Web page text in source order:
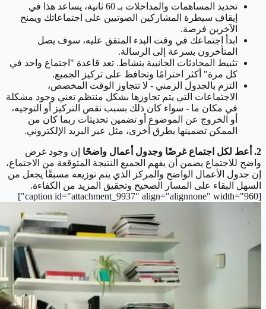
تحديد المساهمات والمداخلات بـ 60 ثانية، يساعد هذا في
إيقاف سيطرة المشاركين الصوتيين على اجتماعاتك ويمنح
الآخرين فرصة.
ابدأ اجتماعك في وقت البدء المتفق عليه، سوف يصل
المتأخرون بسرعة إلى الرسالة.
تثبيط المحادثات الجانبية بنشاط. تعد قاعدة "اجتماع واحد في
كل مرة" أكثر احترامًا وتحافظ على تركيز الجميع.
التزم بالجدول الزمني - لا تتجاوز الوقت المخصص،
الاجتماعات التي يتم تجاوزها بشكل منتظم تعني وجود مشكلة
في مكان ما - سواء كان ذلك بسبب نقص التركيز أو التوجيه،
أو الخروج عن الموضوع أو تضمين تحديثات ربما كان من
الممكن تضمينها بطرق أخرى، مثل عبر البريد الإلكتروني.
2. أعط لكل اجتماع غرضًا وجدول أعمال واضحًا
إن وجود غرض
واضح للاجتماع يضمن أن يفهم الجميع النتيجة المتوقعة من الاجتماع،
إن جدول الأعمال الواضح والمركز الذي يتم توزيعه مسبقًا يجعل من
السهل البقاء على المسار الصحيح وتحقيق المزيد من الكفاءة.
[caption id="attachment_9937" align="alignnone" width="960"]